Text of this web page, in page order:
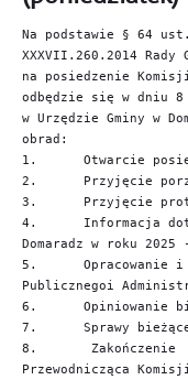
Na podstawie § 64
XXXVII.260.2014
na posiedzenie
odbędzie się w dniu
w Urzędzie Gminy w
obrad:
1.	Otwarcie posiedzenia.
2.	Przyjęcie porządku obrad
3.	Przyjęcie protokołu z ostatniego posiedzenia
4.	Informacja dotycząca gospodarowania mieszkaniowym zasobem Gminy
Domaradz w roku 2025
5.	Opracowanie i zatwierdzenie Planu Pracy Komisji Bezpieczeństwa
Publicznegoi
6.	Opiniowanie bieżących projektów uchwał na sesje Rady Gminy.
7.	Sprawy bieżące (wnioski)
8.	 Zakończenie
Przewodnicząca Komisji